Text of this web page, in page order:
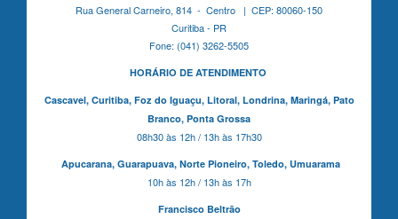
Rua General Carneiro, 814 - Centro | CEP: 80060-150
Curitiba - PR
Fone: (041) 3262-5505
HORÁRIO DE ATENDIMENTO
Cascavel, Curitiba,Foz do Iguaçu, Litoral, Londrina, Maringá, Pato
Branco, Ponta Grossa
08h30 às 12h / 13h às 17h30
Apucarana, Guarapuava, Norte Pioneiro, Toledo, Umuarama
10h às 12h / 13h às 17h
Francisco Beltrão